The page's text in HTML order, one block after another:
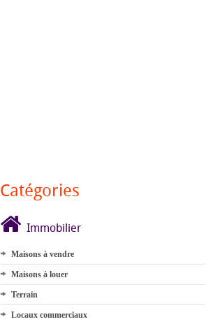
Catégories
Immobilier
Maisons à vendre
Maisons à louer
Terrain
Locaux commerciaux